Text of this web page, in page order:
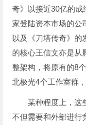
奇》以接近30亿的
家登陆资本市场的公
以及《刀塔传奇》的
的核心王信文亦是从
整架构，将原有的8
北极光4个工作室群
某种程度上，这
不但需要和外部进行